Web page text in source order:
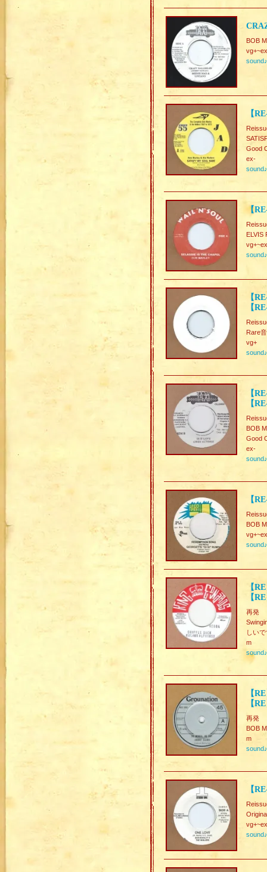
BOB
sound♪
【
Good
ex-
sound♪
【
ELVIS
sound♪
【
【
Rare
vg+
sound♪
【
【
BOB
Good
ex-
sound♪
【
BOB
sound♪
【
【
再発
しい
m
sound♪
【
【
再発
BOB
m
sound♪
【
sound♪